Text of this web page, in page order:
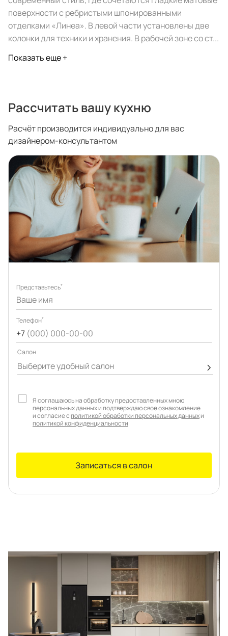
спроектировать мебель в
ванной, чтобы не открывать
ящики сто раз
5 4314
которые покажут всё в
лучшем виде
5 2995
Дизайн-проект
Замер помещения
Кредит и рассрочка
Сборка и установка
Гарантии
Доставка
Подключение техники
Способы оплаты
Рассрочка онлайн
Акции
Вопросы и ответы
Документация
Кухни на заказ
Цены
Портфолио проектов
Индивидуальный
О компании
Санкт-Петербург
Нижний Новгород
Поддержка сайта
поверхности с ребристыми шпонированными
отделками «Линеа». В левой части установлены две
колонки для техники и хранения. В рабочей зоне со ст...
Показать еще +
Рассчитать вашу кухню
Расчёт производится индивидуально для вас
дизайнером-консультантом
Представьтесь*
Телефон*
+7 (000) 000-00-00
Cалон
Выберите удобный салон
Я соглашаюсь на обработку предоставленных мною
персональных данных и подтверждаю свое ознакомление
и согласие сполитикой обработки персональных данныхи
политикой конфиденциальности
Записаться в салон